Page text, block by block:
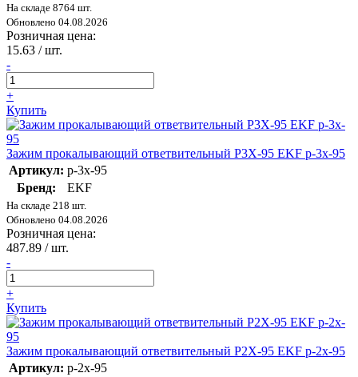
На складе 8764 шт.
Обновлено 04.08.2026
Розничная цена:
15.63 / шт.
-
+
Купить
Зажим прокалывающий ответвительный P3X-95 EKF p-3x-95
Артикул: p-3x-95
Бренд:
EKF
На складе 218 шт.
Обновлено 04.08.2026
Розничная цена:
487.89 / шт.
-
+
Купить
Зажим прокалывающий ответвительный P2X-95 EKF p-2x-95
Артикул: p-2x-95